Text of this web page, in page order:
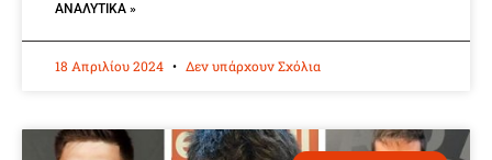
ΑΝΑΛΥΤΙΚΆ »
18 Απριλίου 2024 Δεν υπάρχουν Σχόλια